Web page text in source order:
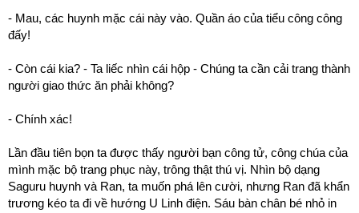
- Mau, các huynh mặc cái này vào. Quần áo của tiểu công công
đấy!
- Còn cái kia? - Ta liếc nhìn cái hộp - Chúng ta cần cải trang thành
người giao thức ăn phải không?
- Chính xác!
Lần đầu tiên bọn ta được thấy người bạn công tử, công chúa của
mình mặc bộ trang phục này, trông thật thú vị. Nhìn bộ dạng
Saguru huynh và Ran, ta muốn phá lên cười, nhưng Ran đã khẩn
trương kéo ta đi về hướng U Linh điện. Sáu bàn chân bé nhỏ in